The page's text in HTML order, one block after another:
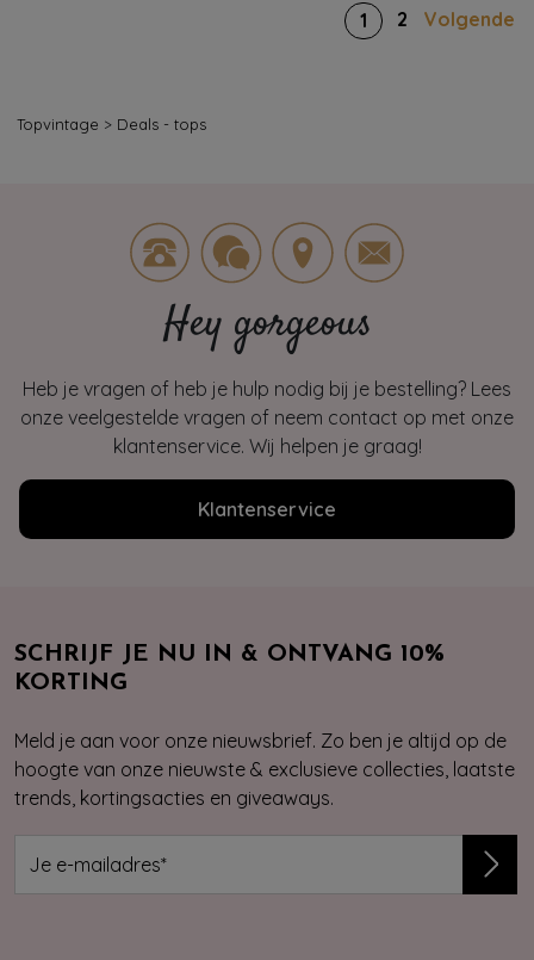
1 2 Volgende
Topvintage > Deals - tops
Hey gorgeous
Heb je vragen of heb je hulp nodig bij je bestelling? Lees
onze veelgestelde vragen of neem contact op met onze
klantenservice. Wij helpen je graag!
Klantenservice
SCHRIJF JE NU IN & ONTVANG 10%
KORTING
Meld je aan voor onze nieuwsbrief. Zo ben je altijd op de
hoogte van onze nieuwste & exclusieve collecties, laatste
trends, kortingsacties en giveaways.